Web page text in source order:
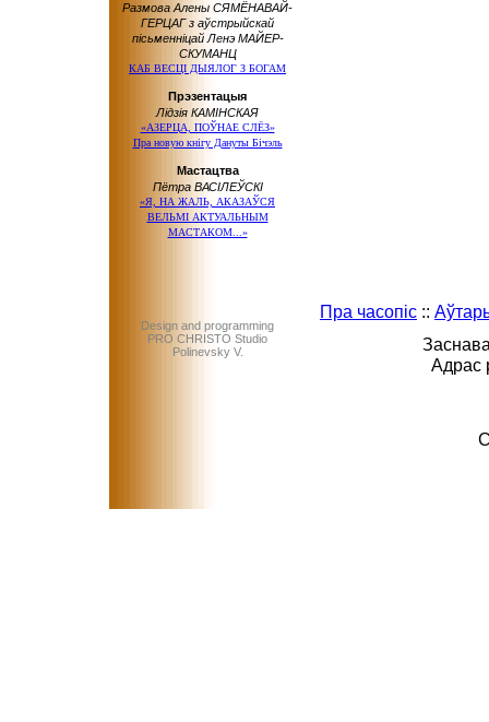
Размова Алены СЯМЁНАВАЙ-
ГЕРЦАГ з аўстрыйскай
пісьменніцай Ленэ МАЙЕР-
СКУМАНЦ
КАБ ВЕСЦІ ДЫЯЛОГ З БОГАМ
Прэзентацыя
Лідзія КАМІНСКАЯ
«АЗЕРЦА, ПОЎНАЕ СЛЁЗ»
Пра новую кнігу Дануты Бічэль
Мастацтва
Пётра ВАСІЛЕЎСКІ
«Я, НА ЖАЛЬ, АКАЗАЎСЯ
ВЕЛЬМІ АКТУАЛЬНЫМ
МАСТАКОМ...»
Design and programming
PRO CHRISTO Studio
Polinevsky V.
Пра часопіс ::
Адрас